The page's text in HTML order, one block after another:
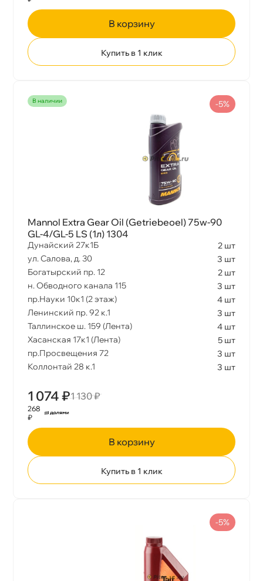
корзину
Купить в 1 клик
наличии
Mannol Extra Gear Oil (Getriebeoel) 75w-90
GL-4/GL-5 LS (1л) 1304
Дунайский 27к1Б
2 шт
ул. Салова, д. 30
3 шт
Богатырский пр. 12
2 шт
н. Обводного канала 115
3 шт
пр.Науки 10к1 (2 этаж)
4 шт
Ленинский пр. 92 к.1
3 шт
Таллинское ш. 159 (Лента)
4 шт
Хасанская 17к1 (Лента)
5 шт
пр.Просвещения 72
3 шт
Коллонтай 28 к.1
3 шт
1 074 ₽1 130 ₽
-5%
268
₽
корзину
Купить в 1 клик
-5%